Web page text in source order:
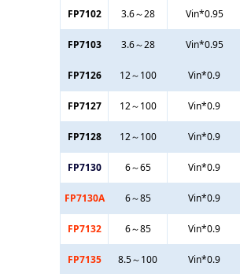
FP7102 3.6～28 Vin*0.95
FP7103 3.6～28 Vin*0.95
FP7126 12～100 Vin*0.9
FP7127 12～100 Vin*0.9
FP7128 12～100 Vin*0.9
FP7130 6～65 Vin*0.9
FP7130A 6～85 Vin*0.9
FP7132 6～85 Vin*0.9
FP7135 8.5～100 Vin*0.9